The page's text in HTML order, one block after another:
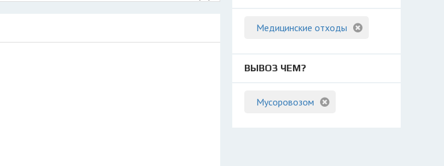
Медицинские отходы
ВЫВОЗ ЧЕМ?
Мусоровозом